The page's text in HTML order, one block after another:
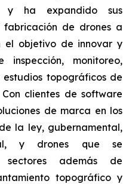
y ha expandido sus
de drones a
el objetivo de innovar y
monitoreo,
topográficos de
clientes de software
de marca en los
la ley, gubernamental,
y drones que se
sectores además de
topográfico y